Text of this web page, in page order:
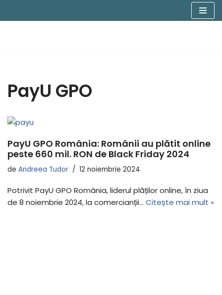
PayU GPO
PayU GPO România: Românii au plătit online
peste 660 mil. RON de Black Friday 2024
de Andreea Tudor 12 noiembrie 2024
Potrivit PayU GPO România, liderul plăților online, în ziua
de 8 noiembrie 2024, la comercianții… Citește mai mult »